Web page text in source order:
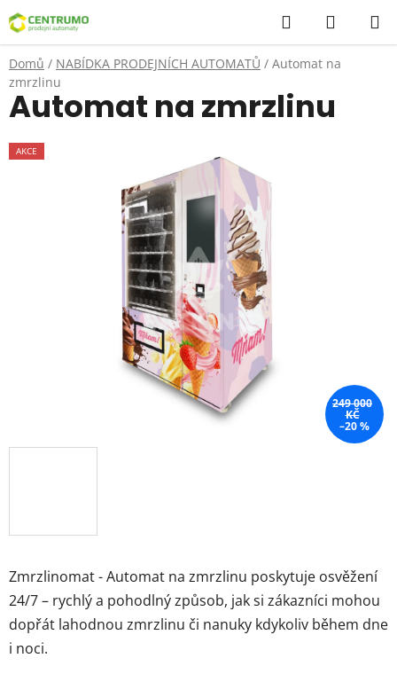
Přejít
na
obsah
Hledat
KOŠÍK
Domů / NABÍDKA PRODEJNÍCH AUTOMATŮ / Automat na
zmrzlinu
Zmrzlinomat - Automat na zmrzlinu poskytuje osvěžení
24/7 – rychlý a pohodlný způsob, jak si zákazníci mohou
dopřát lahodnou zmrzlinu či nanuky kdykoliv během dne
i noci.
Automat na zmrzlinu
AKCE
249 000
KČ
–20 %